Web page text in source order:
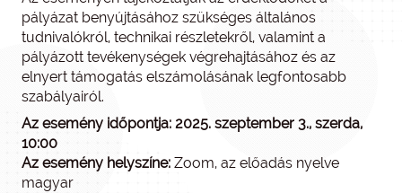
pályázat benyújtásához szükséges általános
tudnivalókról, technikai részletekről, valamint a
pályázott tevékenységek végrehajtásához és az
elnyert támogatás elszámolásának legfontosabb
szabályairól.
Az esemény időpontja: 2025. szeptember 3., szerda,
10:00
Az esemény helyszíne: Zoom, az előadás nyelve
magyar